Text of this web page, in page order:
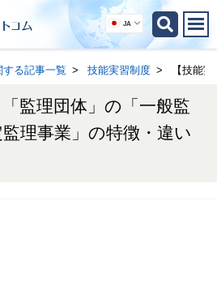
JA
る記事一覧 技能実習制度 【技能
「監理団体」の「一般監
理事業」の特徴・違い